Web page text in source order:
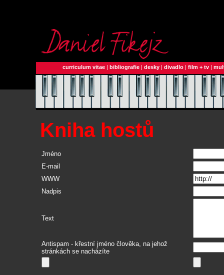
curriculum vitae | bibliografie | desky | divadlo | film + tv |
Kniha hostů
Jméno
E-mail
WWW
Nadpis
Text
Antispam - křestní jméno člověka, na jehož
stránkách se nacházíte